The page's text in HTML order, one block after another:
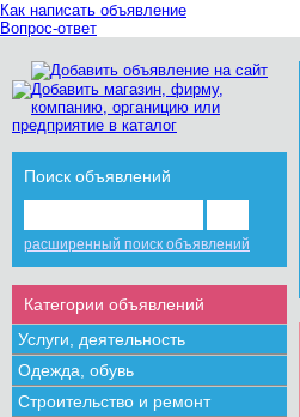
Как написать объявление
Вопрос-ответ
Поиск объявлений
расширенный поиск объявлений
Категории объявлений
Услуги, деятельность
Одежда, обувь
Строительство и ремонт